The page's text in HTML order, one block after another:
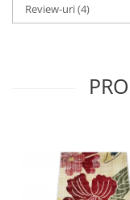
Review-uri(4)